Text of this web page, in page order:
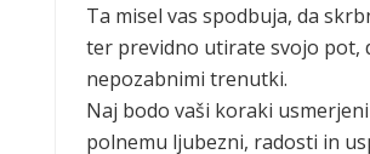
Ta misel vas spodbuja, da
ter previdno utirate svojo pot,
nepozabnimi trenutki.
Naj bodo vaši koraki
polnemu ljubezni, radosti in